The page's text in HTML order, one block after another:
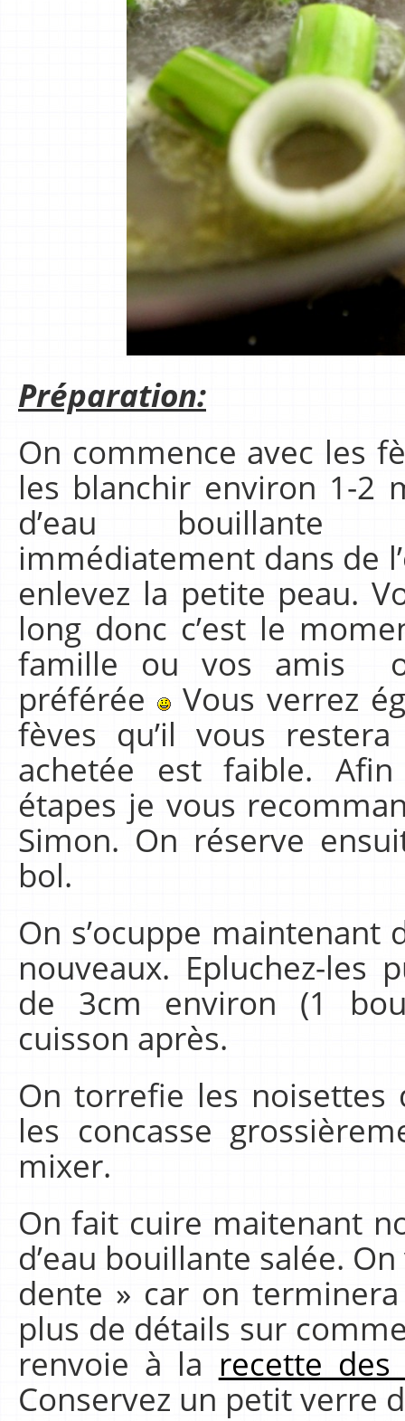
Préparation:
On commence avec les
les blanchir environ 1-2
d’eau bouillante
immédiatement dans de
enlevez la petite peau.
long donc c’est le
famille ou vos amis
préférée
Vous verrez
fèves qu’il vous
achetée est faible.
étapes je vous
Simon. On réserve
bol.
On s’ocuppe maintenant
nouveaux. Epluchez-les
de 3cm environ (1
cuisson après.
On torrefie les noisettes
les concasse
mixer.
On fait cuire maitenant
d’eau bouillante salée.
dente » car on
plus de détails sur
renvoie à la recette
Conservez un petit verre